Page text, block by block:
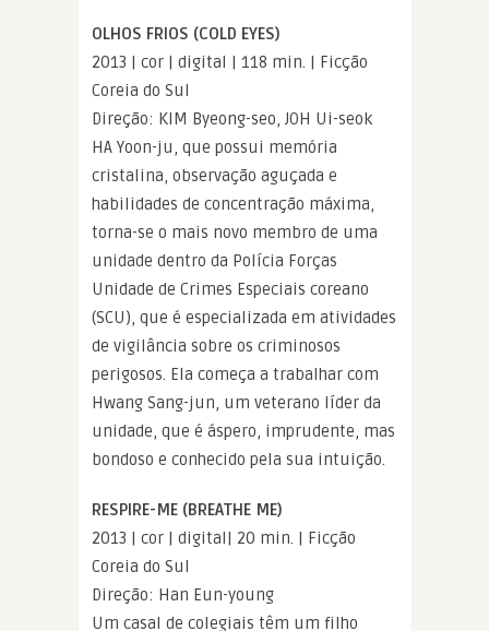
OLHOS FRIOS (COLD EYES)
2013 | cor | digital | 118 min. | Ficção
Coreia do Sul
Direção: KIM Byeong-seo, JOH Ui-seok
HA Yoon-ju, que possui memória
cristalina, observação aguçada e
habilidades de concentração máxima,
torna-se o mais novo membro de uma
unidade dentro da Polícia Forças
Unidade de Crimes Especiais coreano
(SCU), que é especializada em atividades
de vigilância sobre os criminosos
perigosos. Ela começa a trabalhar com
Hwang Sang-jun, um veterano líder da
unidade, que é áspero, imprudente, mas
bondoso e conhecido pela sua intuição.
RESPIRE-ME (BREATHE ME)
2013 | cor | digital| 20 min. | Ficção
Coreia do Sul
Direção: Han Eun-young
Um casal de colegiais têm um filho